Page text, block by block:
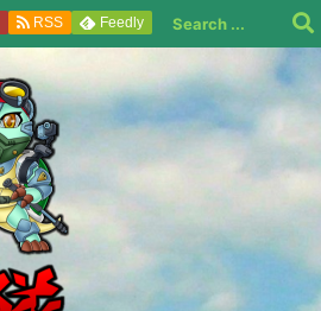
RSS Feedly